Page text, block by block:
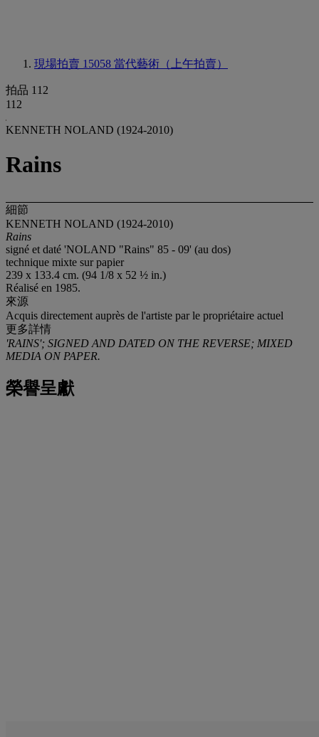
現場拍賣 15058 當代藝術（上午拍賣）
拍品 112
112
KENNETH NOLAND (1924-2010)
Rains
細節
KENNETH NOLAND (1924-2010)
Rains
signé et daté 'NOLAND "Rains" 85 - 09' (au dos)
technique mixte sur papier
239 x 133.4 cm. (94 1/8 x 52 ½ in.)
Réalisé en 1985.
來源
Acquis directement auprès de l'artiste par le propriétaire actuel
更多詳情
'RAINS'; SIGNED AND DATED ON THE REVERSE; MIXED
MEDIA ON PAPER.
榮譽呈獻